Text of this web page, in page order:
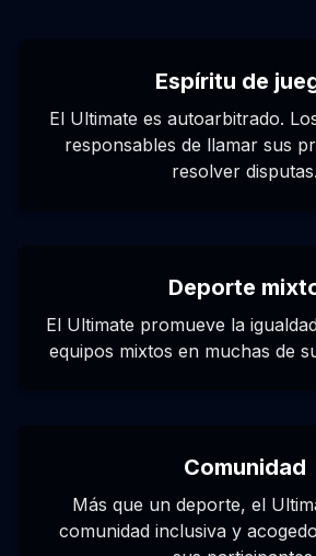
Espíritu de
El Ultimate es autoarbitrado.
responsables de llamar sus
resolver disputas.
Deporte
El Ultimate promueve la
equipos mixtos en muchas de
Comunidad
Más que un deporte, el
comunidad inclusiva y